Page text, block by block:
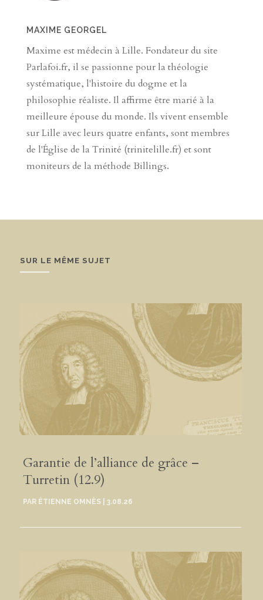
MAXIME GEORGEL
Maxime est médecin à Lille. Fondateur du site
Parlafoi.fr, il se passionne pour la théologie
systématique, l'histoire du dogme et la
philosophie réaliste. Il affirme être marié à la
meilleure épouse du monde. Ils vivent ensemble
sur Lille avec leurs quatre enfants, sont membres
de l'Église de la Trinité (trinitelille.fr) et sont
moniteurs de la méthode Billings.
SUR LE MÊME SUJET
Garantie de l’alliance de grâce –
Turretin (12.9)
PAR ÉTIENNE OMNÈS |3.08.26